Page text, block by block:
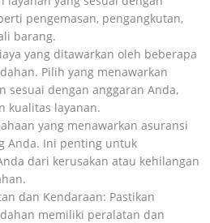
pengemasan, pengangkutan,
barang.
yang ditawarkan oleh beberapa
Pilih yang menawarkan
sesuai dengan anggaran Anda,
kualitas layanan.
yang menawarkan asuransi
Anda. Ini penting untuk
dari kerusakan atau kehilangan
dan Kendaraan: Pastikan
memiliki peralatan dan